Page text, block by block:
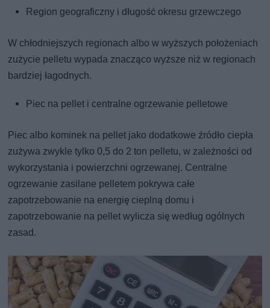
Region geograficzny i długość okresu grzewczego
W chłodniejszych regionach albo w wyższych położeniach
zużycie pelletu wypada znacząco wyższe niż w regionach
bardziej łagodnych.
Piec na pellet i centralne ogrzewanie pelletowe
Piec albo kominek na pellet jako dodatkowe źródło ciepła
zużywa zwykle tylko 0,5 do 2 ton pelletu, w zależności od
wykorzystania i powierzchni ogrzewanej. Centralne
ogrzewanie zasilane pelletem pokrywa całe
zapotrzebowanie na energię cieplną domu i
zapotrzebowanie na pellet wylicza się według ogólnych
zasad.